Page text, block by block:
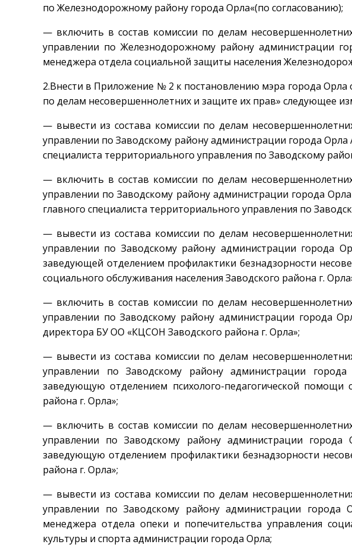
по Железнодорожному району города Орла«(по согласованию);
— включить в состав комиссии по делам
управлении по Железнодорожному району администрации
менеджера отдела социальной защиты населения
2.Внести в Приложение № 2 к постановлению мэра города Орла
по делам несовершеннолетних и защите их прав» следующее
— вывести из состава комиссии по делам
управлении по Заводскому району администрации города
специалиста территориального управления по Заводскому
— включить в состав комиссии по делам
управлении по Заводскому району администрации города
главного специалиста территориального управления по
— вывести из состава комиссии по делам
управлении по Заводскому району администрации города
заведующей отделением профилактики безнадзорности
социального обслуживания населения Заводского района г.
— включить в состав комиссии по делам
управлении по Заводскому району администрации города
директора БУ ОО «КЦСОН Заводского района г. Орла»;
— вывести из состава комиссии по делам
управлении по Заводскому району администрации
заведующую отделением психолого-педагогической
района г. Орла»;
— включить в состав комиссии по делам
управлении по Заводскому району администрации
заведующую отделением профилактики безнадзорности
района г. Орла»;
— вывести из состава комиссии по делам
управлении по Заводскому району администрации
менеджера отдела опеки и попечительства управления
культуры и спорта администрации города Орла;